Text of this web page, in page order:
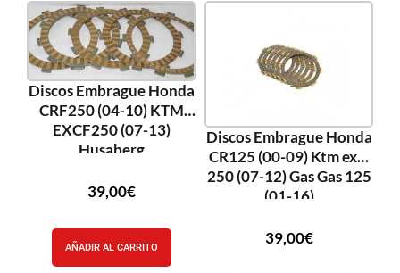
Discos Embrague Honda
CRF250 (04-10) KTM
EXCF250 (07-13)
Husaberg
39,00€
AÑADIR AL CARRITO
Discos Embrague Honda
CR125 (00-09) Ktm excf
250 (07-12) Gas Gas 125
(01-16)
39,00€